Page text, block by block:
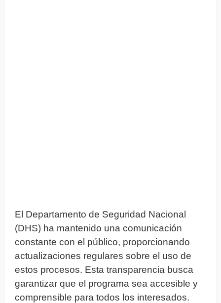
El Departamento de Seguridad Nacional
(DHS) ha mantenido una comunicación
constante con el público, proporcionando
actualizaciones regulares sobre el uso de
estos procesos. Esta transparencia busca
garantizar que el programa sea accesible y
comprensible para todos los interesados.